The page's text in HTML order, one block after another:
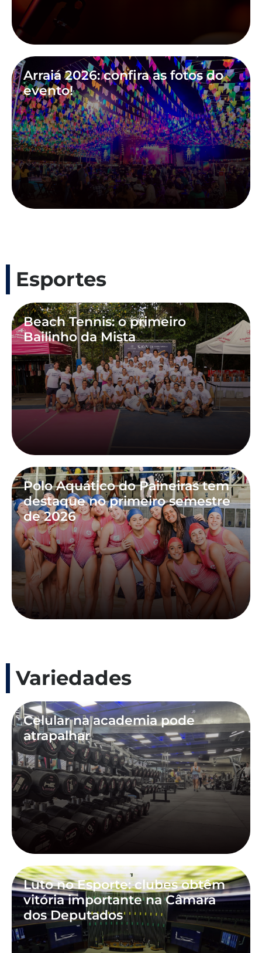
Arraiá 2026: confira as fotos do
evento!
Esportes
Beach Tennis: o primeiro
Bailinho da Mista
Polo Aquático do Paineiras tem
destaque no primeiro semestre
de 2026
Variedades
Celular na academia pode
atrapalhar
Luto no Esporte: clubes obtêm
vitória importante na Câmara
dos Deputados